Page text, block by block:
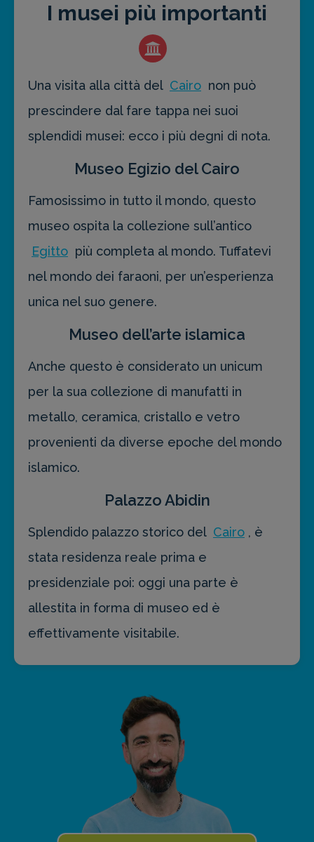
I musei più importanti
Una visita alla città del Cairo non può
prescindere dal fare tappa nei suoi
splendidi musei: ecco i più degni di nota.
Museo Egizio del Cairo
Famosissimo in tutto il mondo, questo
museo ospita la collezione sull’antico
Egitto più completa al mondo. Tuffatevi
nel mondo dei faraoni, per un’esperienza
unica nel suo genere.
Museo dell’arte islamica
Anche questo è considerato un unicum
per la sua collezione di manufatti in
metallo, ceramica, cristallo e vetro
provenienti da diverse epoche del mondo
islamico.
Palazzo Abidin
Splendido palazzo storico del Cairo , è
stata residenza reale prima e
presidenziale poi: oggi una parte è
allestita in forma di museo ed è
effettivamente visitabile.